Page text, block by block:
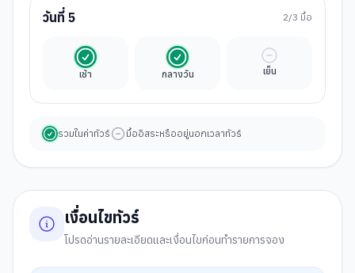
วันที่ 5 2/3 มื้อ
เช้า
รวมในค่าทัวร์
กลางวัน
รวมในค่าทัวร์
เย็น
มื้ออิสระ
รวมในค่าทัวร์ มื้ออิสระหรืออยู่นอกเวลาทัวร์
เงื่อนไขทัวร์
โปรดอ่านรายละเอียดและเงื่อนไขก่อนทำรายการจอง